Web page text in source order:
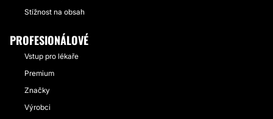
Stížnost na obsah
PROFESIONÁLOVÉ
Vstup pro lékaře
Premium
Značky
Výrobci